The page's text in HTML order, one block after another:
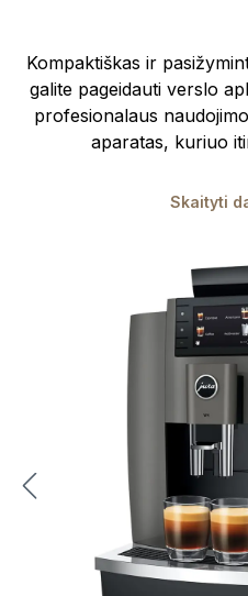
Kompaktiškas ir
galite pageidauti verslo
profesionalaus
aparatas, kuriuo
Skaityti